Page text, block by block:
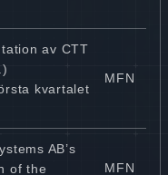
av CTT
kvartalet
MFN
AB’s
of the
MFN